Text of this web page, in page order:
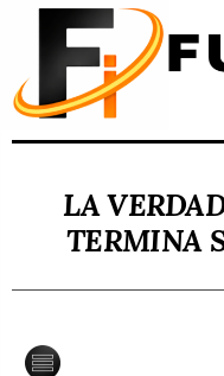
LA
TERMINA